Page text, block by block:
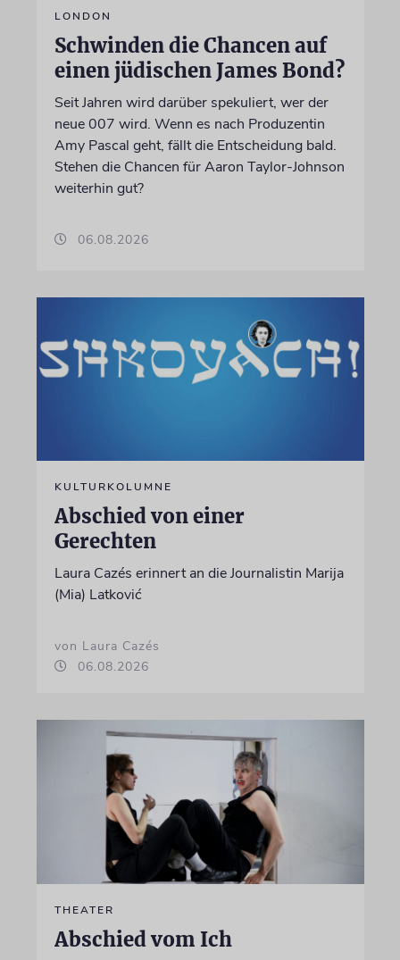
LONDON
Schwinden die Chancen auf
einen jüdischen James Bond?
Seit Jahren wird darüber spekuliert, wer der
neue 007 wird. Wenn es nach Produzentin
Amy Pascal geht, fällt die Entscheidung bald.
Stehen die Chancen für Aaron Taylor-Johnson
weiterhin gut?
06.08.2026
KULTURKOLUMNE
Abschied von einer
Gerechten
Laura Cazés erinnert an die Journalistin Marija
(Mia) Latković
von Laura Cazés
06.08.2026
THEATER
Abschied vom Ich